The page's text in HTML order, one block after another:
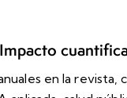
Impacto
en la revista,